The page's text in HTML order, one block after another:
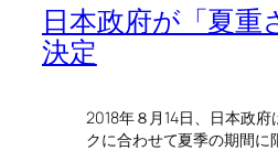
日本政府が「夏重
決定
2018年８月14日、日本政府
クに合わせて夏季の期間に